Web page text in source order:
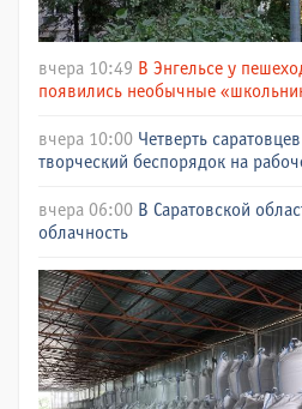
вчера 10:49 В Энгельсе у
появились необычные
вчера 10:00 Четверть
творческий беспорядок на
вчера 06:00 В Саратовской
облачность